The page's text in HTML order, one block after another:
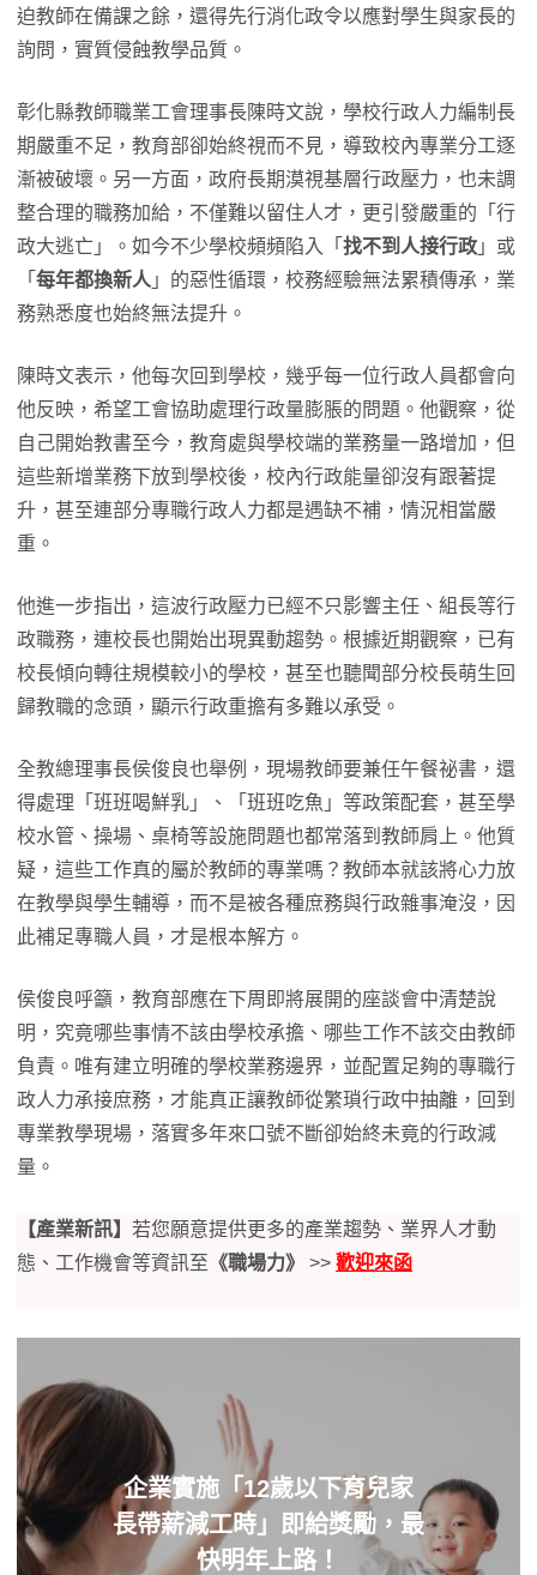
迫教師在備課之餘，還得先行消化政令以應對學生與家長的
詢問，實質侵蝕教學品質。
彰化縣教師職業工會理事長陳時文說，學校行政人力編制長
期嚴重不足，教育部卻始終視而不見，導致校內專業分工逐
漸被破壞。另一方面，政府長期漠視基層行政壓力，也未調
整合理的職務加給，不僅難以留住人才，更引發嚴重的「行
政大逃亡」。如今不少學校頻頻陷入「 找不到人接行政 」或
「 每年都換新人 」的惡性循環，校務經驗無法累積傳承，業
務熟悉度也始終無法提升。
陳時文表示，他每次回到學校，幾乎每一位行政人員都會向
他反映，希望工會協助處理行政量膨脹的問題。他觀察，從
自己開始教書至今，教育處與學校端的業務量一路增加，但
這些新增業務下放到學校後，校內行政能量卻沒有跟著提
升，甚至連部分專職行政人力都是遇缺不補，情況相當嚴
重。
他進一步指出，這波行政壓力已經不只影響主任、組長等行
政職務，連校長也開始出現異動趨勢。根據近期觀察，已有
校長傾向轉往規模較小的學校，甚至也聽聞部分校長萌生回
歸教職的念頭，顯示行政重擔有多難以承受。
全教總理事長侯俊良也舉例，現場教師要兼任午餐祕書，還
得處理「班班喝鮮乳」、「班班吃魚」等政策配套，甚至學
校水管、操場、桌椅等設施問題也都常落到教師肩上。他質
疑，這些工作真的屬於教師的專業嗎？教師本就該將心力放
在教學與學生輔導，而不是被各種庶務與行政雜事淹沒，因
此補足專職人員，才是根本解方。
侯俊良呼籲，教育部應在下周即將展開的座談會中清楚說
明，究竟哪些事情不該由學校承擔、哪些工作不該交由教師
負責。唯有建立明確的學校業務邊界，並配置足夠的專職行
政人力承接庶務，才能真正讓教師從繁瑣行政中抽離，回到
專業教學現場，落實多年來口號不斷卻始終未竟的行政減
量。
【產業新訊】 若您願意提供更多的產業趨勢、業界人才動
態、工作機會等資訊至 《職場力》 >> 歡迎來函
企業實施「12歲以下育兒家
長帶薪減工時」即給獎勵，最
快明年上路！